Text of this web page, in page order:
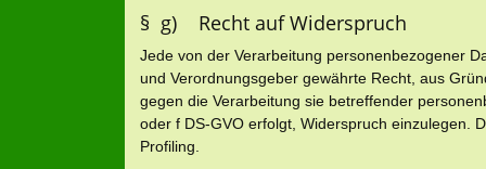
§ g) Recht auf Widerspruch
Jede von der Verarbeitung personenbezogener
und Verordnungsgeber gewährte Recht, aus
gegen die Verarbeitung sie betreffender
oder f DS-GVO erfolgt, Widerspruch einzulegen.
Profiling.